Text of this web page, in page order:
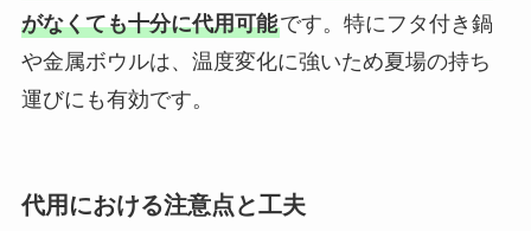
がなくても十分に代用可能です。特にフタ付き鍋
や金属ボウルは、温度変化に強いため夏場の持ち
運びにも有効です。
代用における注意点と工夫